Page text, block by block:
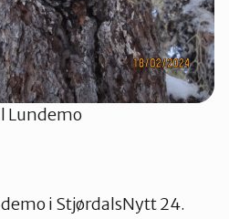
Lundemo
i StjørdalsNytt 24.